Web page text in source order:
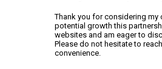
Thank you for considering my
potential growth this
websites and am eager to
Please do not hesitate to
convenience.